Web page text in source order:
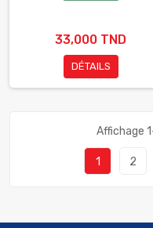
33,000 TND
DÉTAILS
Affichage
1 2